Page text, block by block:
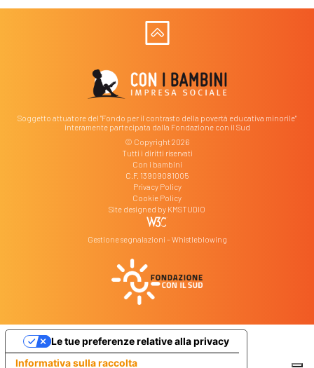
Soggetto attuatore del "Fondo per il contrasto della povertà educativa minorile"
interamente partecipata dalla Fondazione con il Sud
© Copyright 2026
Tutti i diritti riservati
Con i bambini
C.F. 13909081005
Privacy Policy
Cookie Policy
Site designed by KMSTUDIO
Gestione segnalazioni – Whistleblowing
Informativa sulla raccolta
Le tue preferenze relative alla privacy